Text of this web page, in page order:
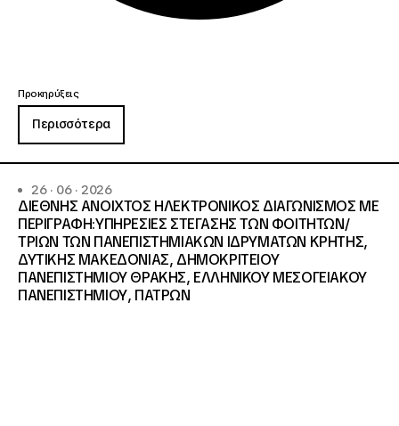
Προκηρύξεις
Περισσότερα
26 · 06 · 2026
ΔΙΕΘΝΗΣ ΑΝΟΙΧΤΟΣ ΗΛΕΚΤΡΟΝΙΚΟΣ ΔΙΑΓΩΝΙΣΜΟΣ ΜΕ
ΠΕΡΙΓΡΑΦΗ:ΥΠΗΡΕΣΙΕΣ ΣΤΕΓΑΣΗΣ ΤΩΝ ΦΟΙΤΗΤΩΝ/
ΤΡΙΩΝ ΤΩΝ ΠΑΝΕΠΙΣΤΗΜΙΑΚΩΝ ΙΔΡΥΜΑΤΩΝ KΡΗΤΗΣ,
ΔΥΤΙΚΗΣ ΜΑΚΕΔΟΝΙΑΣ, ΔΗΜΟΚΡΙΤΕΙΟΥ
ΠΑΝΕΠΙΣΤΗΜΙΟΥ ΘΡΑΚΗΣ, ΕΛΛΗΝΙΚΟΥ ΜΕΣΟΓΕΙΑΚΟΥ
ΠΑΝΕΠΙΣΤΗΜΙΟΥ, ΠΑΤΡΩΝ